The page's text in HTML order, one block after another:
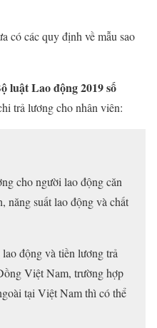
có các quy định về mẫu sao
luật Lao động 2019 số
trả lương cho nhân viên:
cho người lao động căn
năng suất lao động và chất
động và tiền lương trả
Việt Nam, trường hợp
tại Việt Nam thì có thể